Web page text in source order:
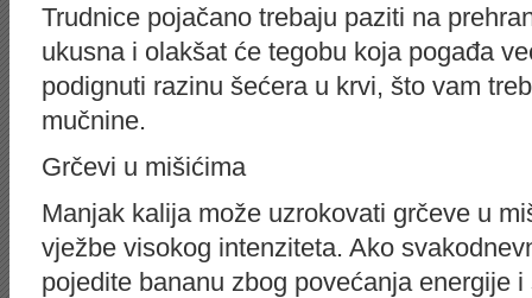
Trudnice pojačano trebaju paziti na
ukusna i olakšat će tegobu koja pogađa
podignuti razinu šećera u krvi, što vam
mučnine.
Grčevi u mišićima
Manjak kalija može uzrokovati grčeve u
vježbe visokog intenziteta. Ako
pojedite bananu zbog povećanja energije